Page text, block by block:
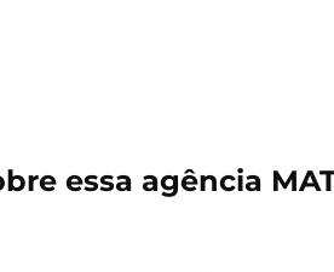
essa agência